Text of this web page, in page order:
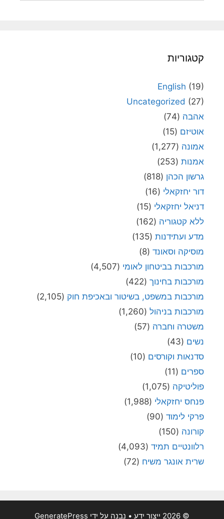
קטגוריות
English (19)
Uncategorized (27)
אהבה (74)
אוטיזם (15)
אמונה (1,277)
אמנות (253)
גרשון הכהן (818)
דור יחזקאלי (16)
דניאל יחזקאלי (15)
ללא קטגוריה (162)
מדע ועתידנות (135)
מוסיקה וסאונד (8)
מורכבות בביטחון לאומי (4,507)
מורכבות בחינוך (422)
מורכבות במשפט, בשיטור ובאכיפת חוק (2,105)
מורכבות בניהול (1,260)
משטרה וחברה (57)
נשים (43)
סדנאות וקורסים (10)
ספרים (11)
פוליטיקה (1,075)
פנחס יחזקאלי (1,988)
פרקי לימוד (90)
קורונה (150)
רלוונטיים תמיד (4,093)
שרית אונגר משיח (72)
© 2026 ייצור ידע • נבנה על ידי GeneratePress